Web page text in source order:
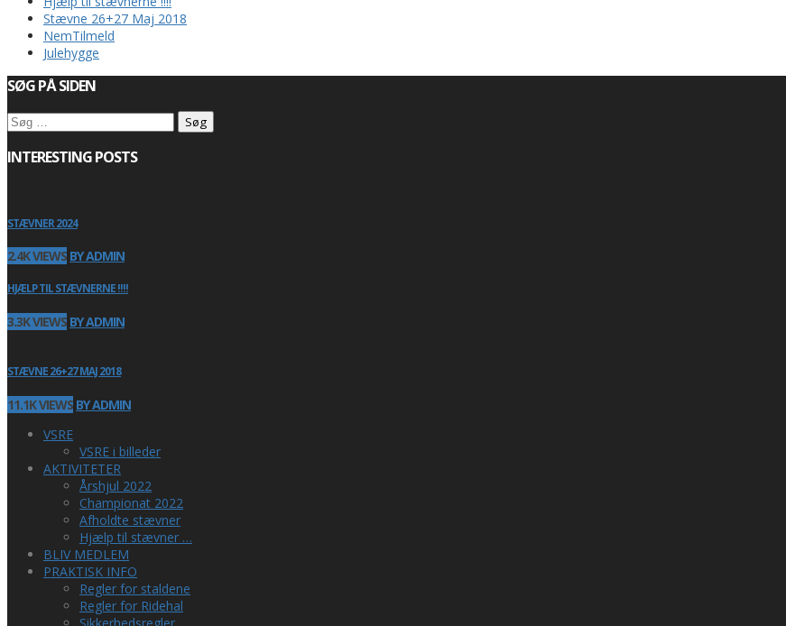
Stævne 26+27 Maj 2018
NemTilmeld
Julehygge
SØG PÅ SIDEN
Søg
efter:
INTERESTING POSTS
STÆVNER 2024
2.4K VIEWS BY ADMIN
HJÆLP TIL STÆVNERNE !!!!
3.3K VIEWS BY ADMIN
STÆVNE 26+27 MAJ 2018
11.1K VIEWS BY ADMIN
VSRE
VSRE i billeder
AKTIVITETER
Årshjul 2022
Championat 2022
Afholdte stævner
Hjælp til stævner …
BLIV MEDLEM
PRAKTISK INFO
Regler for staldene
Regler for Ridehal
Sikkerhedsregler